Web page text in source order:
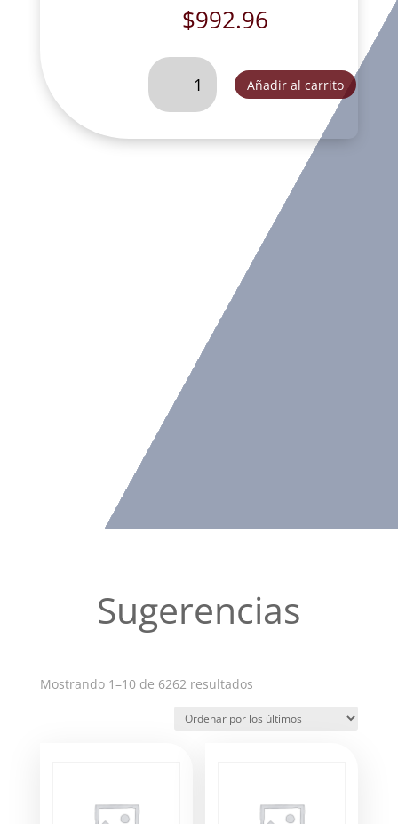
$992.96
NIÑO
DE
CM
Añadir al carrito
Sugerencias
Mostrando 1–10 de 6262 resultadosOrdenado
los